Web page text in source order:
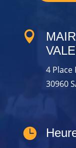

4 Place
30960
